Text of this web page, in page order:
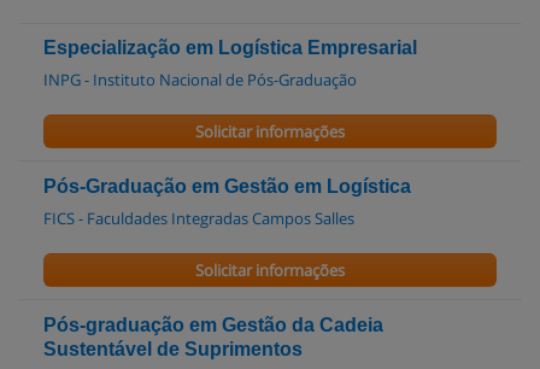
Especialização em Logística Empresarial
INPG - Instituto Nacional de Pós-Graduação
Solicitar informações
Pós-Graduação em Gestão em Logística
FICS - Faculdades Integradas Campos Salles
Solicitar informações
Pós-graduação em Gestão da Cadeia
Sustentável de Suprimentos